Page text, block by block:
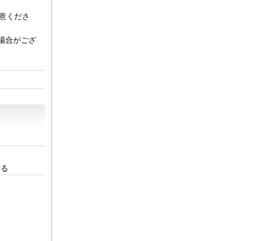
くださ
合がござ